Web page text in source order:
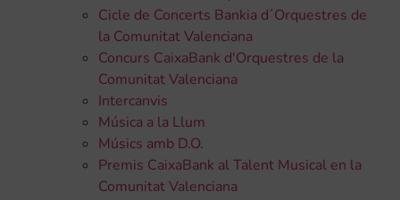
Cicle de Concerts Bankia d´Orquestres de
la Comunitat Valenciana
Concurs CaixaBank d'Orquestres de la
Comunitat Valenciana
Intercanvis
Música a la Llum
Músics amb D.O.
Premis CaixaBank al Talent Musical en la
Comunitat Valenciana